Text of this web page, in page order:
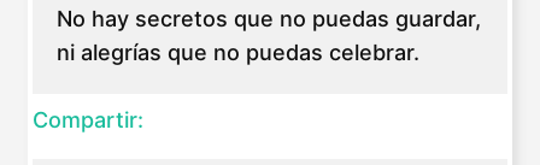
No hay secretos que no puedas guardar,
ni alegrías que no puedas celebrar.
Compartir: